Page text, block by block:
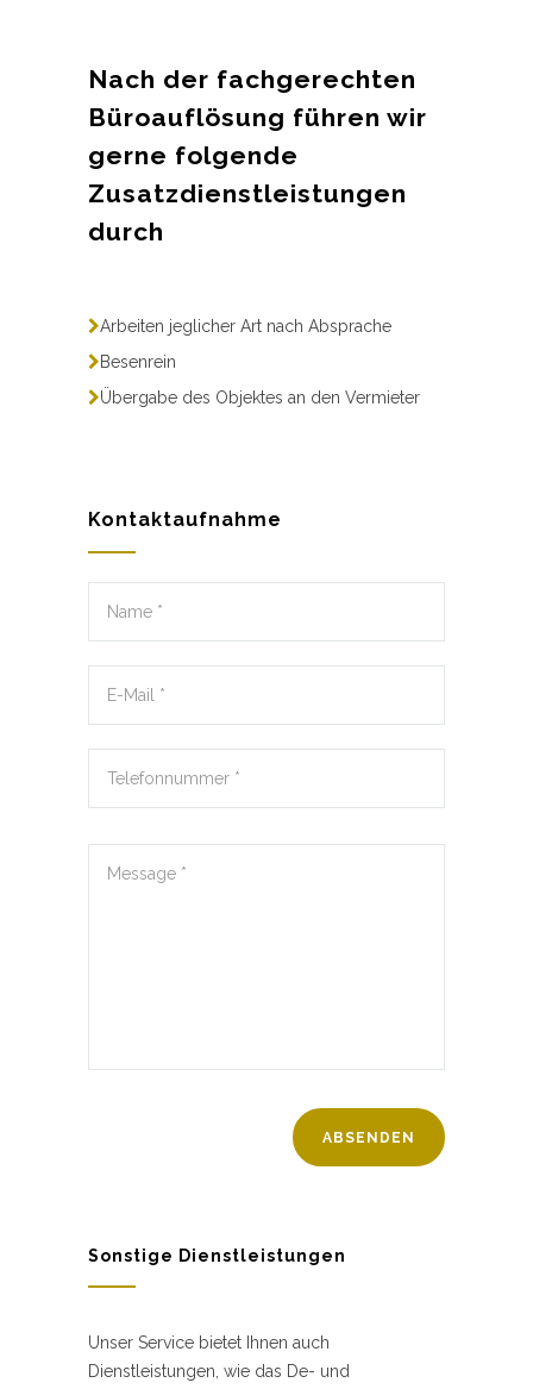
Nach der fachgerechten
Büroauflösung führen wir
gerne folgende
Zusatzdienstleistungen
durch
Arbeiten jeglicher Art nach Absprache
Besenrein
Übergabe des Objektes an den Vermieter
Kontaktaufnahme
Sonstige Dienstleistungen
Unser Service bietet Ihnen auch
Dienstleistungen, wie das De- und